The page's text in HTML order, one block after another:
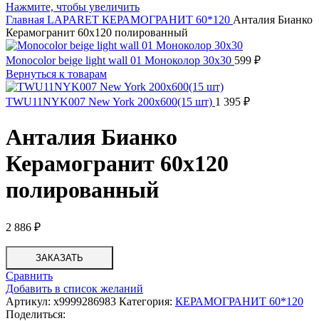
Нажмите, чтобы увеличить
Главная LAPARET КЕРАМОГРАНИТ 60*120 Анталия Бианко
Керамогранит 60х120 полированный
Monocolor beige light wall 01 Моноколор 30x30 599 ₽
Вернуться к товарам
TWU11NYK007 New York 200x600(15 шт) 1 395 ₽
Анталия Бианко
Керамогранит 60х120
полированный
2 886 ₽
ЗАКАЗАТЬ
Сравнить
Добавить в список желаний
Артикул: х9999286983 Категория: КЕРАМОГРАНИТ 60*120
Поделиться: